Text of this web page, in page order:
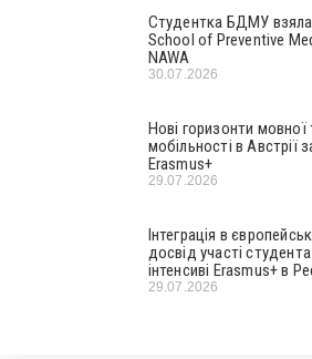
Студентка БДМУ взяла
School of Preventive
NAWA
30.07.2026
Нові горизонти мовної
мобільності в Австрії
Erasmus+
29.07.2026
Інтеграція в
досвід участі
інтенсиві Erasmus+ в
29.07.2026